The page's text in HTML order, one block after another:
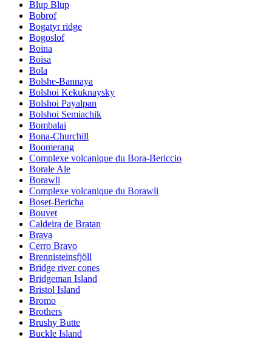
Blup Blup
Bobrof
Bogatyr ridge
Bogoslof
Boina
Boisa
Bola
Bolshe-Bannaya
Bolshoi Kekuknaysky
Bolshoi Payalpan
Bolshoi Semiachik
Bombalai
Bona-Churchill
Boomerang
Complexe volcanique du Bora-Bericcio
Borale Ale
Borawli
Complexe volcanique du Borawli
Boset-Bericha
Bouvet
Caldeira de Bratan
Brava
Cerro Bravo
Brennisteinsfjöll
Bridge river cones
Bridgeman Island
Bristol Island
Bromo
Brothers
Brushy Butte
Buckle Island